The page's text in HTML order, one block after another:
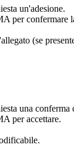
un'adesione.
per confermare
(se
una conferma
per accettare.